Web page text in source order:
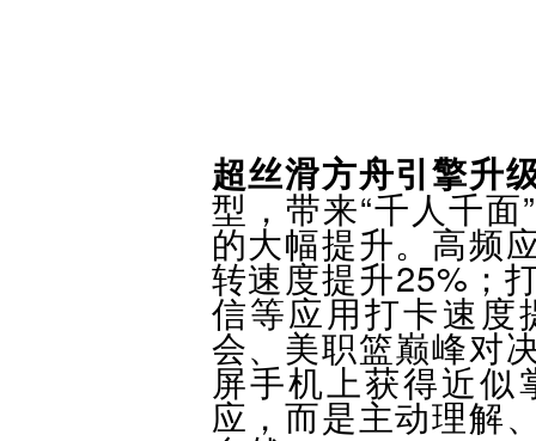
超丝滑方舟引擎升
型，带来“千人千
的大幅提升。高频
转速度提升25%；
信等应用打卡速度
会、美职篮巅峰对
屏手机上获得近
应，而是主动理解